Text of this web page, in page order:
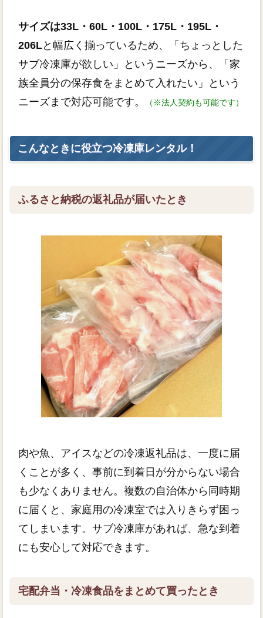
サイズは33L・60L・100L・175L・195L・
206Lと幅広く揃っているため、「ちょっとした
サブ冷凍庫が欲しい」というニーズから、「家
族全員分の保存食をまとめて入れたい」という
ニーズまで対応可能です。
（※法人契約も可能です）
こんなときに役立つ冷凍庫レンタル！
ふるさと納税の返礼品が届いたとき
肉や魚、アイスなどの冷凍返礼品は、一度に届
くことが多く、事前に到着日が分からない場合
も少なくありません。複数の自治体から同時期
に届くと、家庭用の冷凍室では入りきらず困っ
てしまいます。サブ冷凍庫があれば、急な到着
にも安心して対応できます。
宅配弁当・冷凍食品をまとめて買ったとき